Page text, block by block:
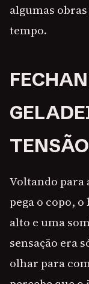
algumas
tempo.
Voltando para
pega o copo,
alto e uma
sensação era
olhar para